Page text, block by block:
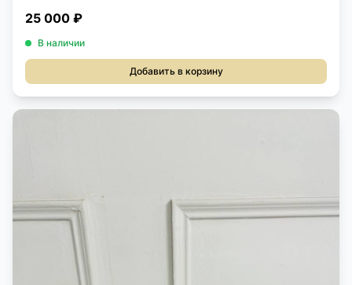
25 000 ₽
В наличии
Добавить в корзину